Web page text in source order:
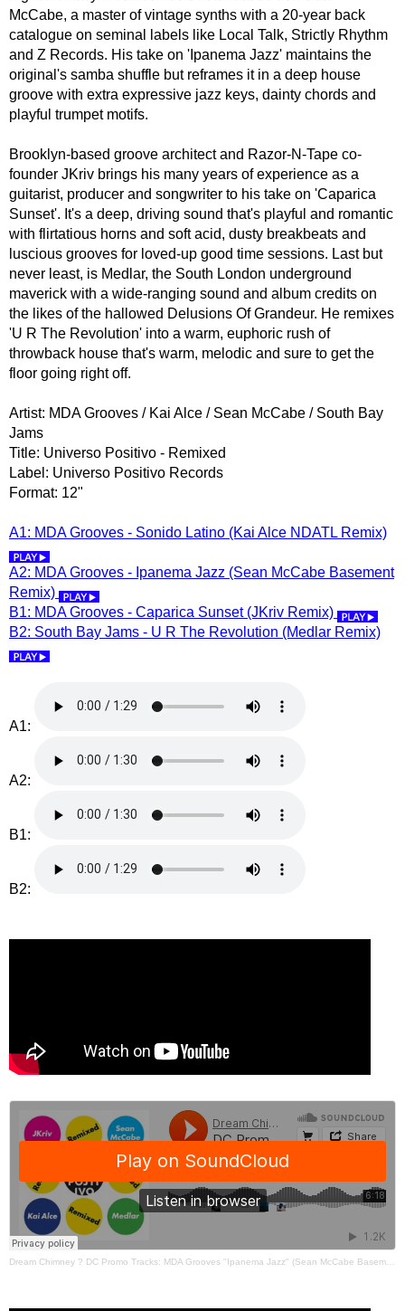
McCabe, a master of vintage synths with a 20-year back
catalogue on seminal labels like Local Talk, Strictly Rhythm
and Z Records. His take on 'Ipanema Jazz' maintains the
original's samba shuffle but reframes it in a deep house
groove with extra expressive jazz keys, dainty chords and
playful trumpet motifs.
Brooklyn-based groove architect and Razor-N-Tape co-
founder JKriv brings his many years of experience as a
guitarist, producer and songwriter to his take on 'Caparica
Sunset'. It's a deep, driving sound that's playful and romantic
with flirtatious horns and soft acid, dusty breakbeats and
luscious grooves for loved-up good time sessions. Last but
never least, is Medlar, the South London underground
maverick with a wide-ranging sound and album credits on
the likes of the hallowed Delusions Of Grandeur. He remixes
'U R The Revolution' into a warm, euphoric rush of
throwback house that's warm, melodic and sure to get the
floor going right off.
Artist: MDA Grooves / Kai Alce / Sean McCabe / South Bay
Jams
Title: Universo Positivo - Remixed
Label: Universo Positivo Records
Format: 12"
A1: MDA Grooves - Sonido Latino (Kai Alce NDATL Remix)
A2: MDA Grooves - Ipanema Jazz (Sean McCabe Basement
Remix)
B1: MDA Grooves - Caparica Sunset (JKriv Remix)
B2: South Bay Jams - U R The Revolution (Medlar Remix)
A1:
A2:
B1:
B2:
Dream Chimney ? DC Promo Tracks: MDA Grooves "Ipanema Jazz" (Sean McCabe Basement Mix)